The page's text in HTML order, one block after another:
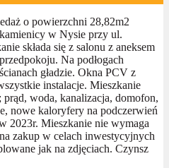
o powierzchni 28,82m2
w Nysie przy ul.
składa się z salonu z aneksem
Na podłogach
gładzie. Okna PCV z
instalacje. Mieszkanie
prąd, woda, kanalizacja, domofon,
nowe kaloryfery na podczerwień
2023r. Mieszkanie nie wymaga
zakup w celach inwestycyjnych
jak na zdjęciach. Czynsz